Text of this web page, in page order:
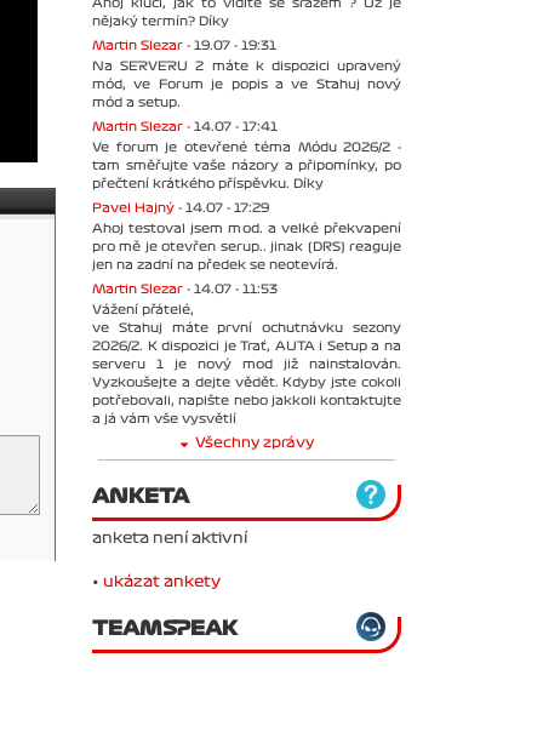
nějaký termín? Díky
Martin Slezar - 19.07 - 19:31
Na SERVERU 2 máte k dispozici upravený
mód, ve Forum je popis a ve Stahuj nový
mód a setup.
Martin Slezar - 14.07 - 17:41
Ve forum je otevřené téma Módu 2026/2 -
tam směřujte vaše názory a připomínky, po
přečtení krátkého příspěvku. Díky
Pavel Hajný - 14.07 - 17:29
Ahoj testoval jsem mod. a velké překvapení
pro mě je otevřen serup.. jinak (DRS) reaguje
jen na zadní na předek se neotevírá.
Martin Slezar - 14.07 - 11:53
Vážení přátelé,
ve Stahuj máte první ochutnávku sezony
2026/2. K dispozici je Trať, AUTA i Setup a na
serveru 1 je nový mod již nainstalován.
Vyzkoušejte a dejte vědět. Kdyby jste cokoli
potřebovali, napište nebo jakkoli kontaktujte
a já vám vše vysvětlí
Všechny zprávy
ANKETA
anketa není aktivní
• ukázat ankety
TEAMSPEAK